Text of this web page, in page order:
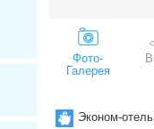
Фото-
Галерея
Эконом-отель